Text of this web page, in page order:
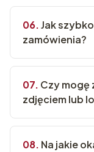
Jak
zamówienia?
Czy mogę
zdjęciem lub
Na jakie